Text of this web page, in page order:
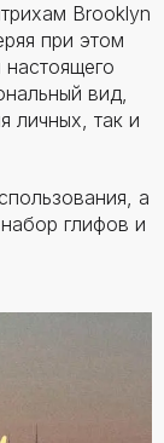
Brooklyn
при этом
вид,
личных, так и
а
глифов и